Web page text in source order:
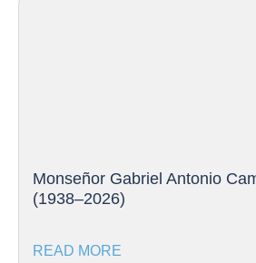
Monseñor Gabriel Antonio
(1938–2026)
READ MORE